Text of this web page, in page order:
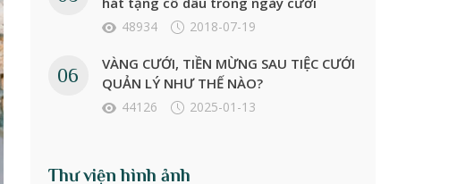
48934 2018-07-19
VÀNG CƯỚI, TIỀN MỪNG SAU TIỆC CƯỚI
QUẢN LÝ NHƯ THẾ NÀO?
44126 2025-01-13
Thư viện hình ảnh